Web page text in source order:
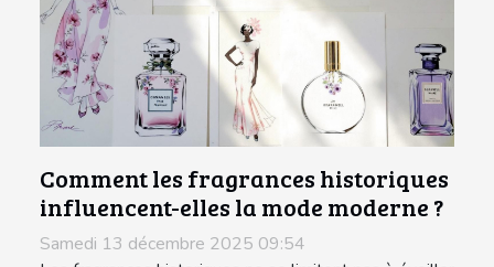
Comment les fragrances historiques
influencent-elles la mode moderne ?
Samedi 13 décembre 2025 09:54